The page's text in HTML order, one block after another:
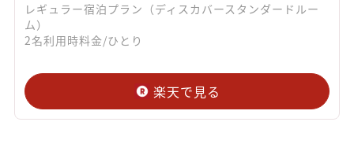
レギュラー宿泊プラン（ディスカバースタンダードルー
ム）
2名利用時料金/ひとり
楽天で見る